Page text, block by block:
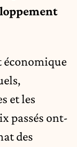
économique
et les
passés ont-
des